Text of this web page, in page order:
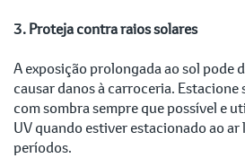
3. Proteja contra raios solares
A exposição prolongada ao sol pode
causar danos à carroceria. Estacione
com sombra sempre que possível e
UV quando estiver estacionado ao
períodos.